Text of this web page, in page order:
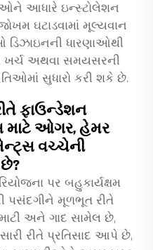
આધારે ઇન્સ્ટોલેશન
ઘટાડવામાં મૂલ્યવાન
ડિઝાઇનની ધારણાઓથી
ખર્ચ અથવા સમયસરની
સુધારો કરી શકે છે.
ફાઉન્ડેશન
માટે ઓગર, હેમર
વચ્ચેની
પર બહુકાર્યક્ષમ
પસંદગીને મૂળભૂત રીતે
અને ગાદ સામેલ છે,
રીતે પ્રતિસાદ આપે છે,